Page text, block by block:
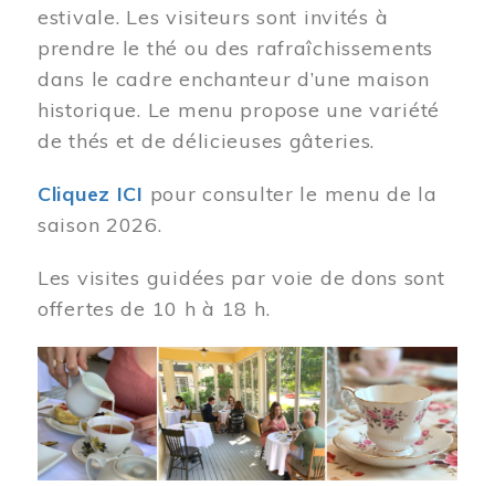
estivale. Les visiteurs sont invités à
prendre le thé ou des rafraîchissements
dans le cadre enchanteur d’une maison
historique. Le menu propose une variété
de thés et de délicieuses gâteries.
Cliquez ICI pour consulter le menu de la
saison 2026.
Les visites guidées par voie de dons sont
offertes de 10 h à 18 h.
Image